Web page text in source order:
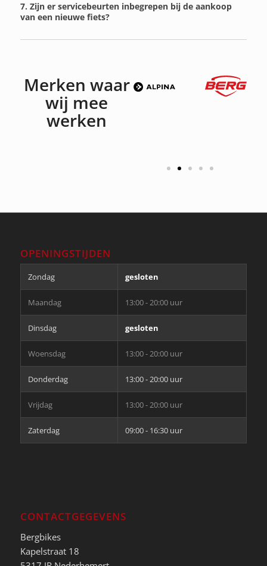
7. Zijn er servicebeurten inbegrepen bij de aankoop
van een nieuwe fiets?
Merken waar
wij mee
werken
OPENINGSTIJDEN
Zondag gesloten
Maandag 13:00 - 20:00 uur
Dinsdag gesloten
Woensdag 13:00 - 20:00 uur
Donderdag 13:00 - 20:00 uur
Vrijdag 13:00 - 20:00 uur
Zaterdag 09:00 - 16:30 uur
CONTACTGEGEVENS
Bergbikes
Kapelstraat 18